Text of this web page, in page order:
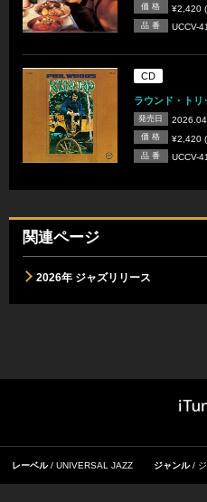
価 格 ¥2,420
品 番 UCCV-
CD
ラウンド・ト
発売日
価 格 ¥2,420
品 番 UCCV-
関連ページ
2026年 ジャズリリース
レーベル UNIVERSAL JAZZ ジャンル